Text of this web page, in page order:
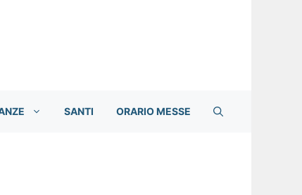
SANTI ORARIO MESSE